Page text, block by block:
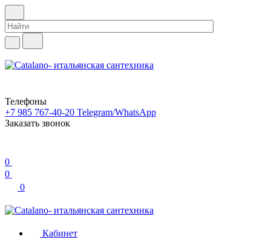
Телефоны
+7 985 767-40-20 Telegram/WhatsApp
Заказать звонок
0
0
0
Кабинет